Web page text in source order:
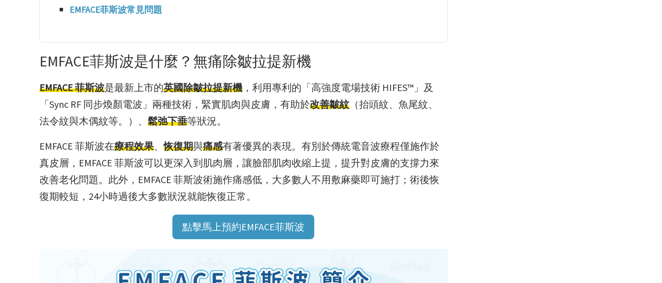
EMFACE菲斯波常見問題
EMFACE菲斯波是什麼？無痛除皺拉提新機
EMFACE 菲斯波是最新上市的英國除皺拉提新機 ，利用專利的「高強度電場技術 HIFES™」及
「Sync RF 同步煥顏電波」兩種技術，緊實肌肉與皮膚，有助於改善皺紋 （抬頭紋、魚尾紋、
法令紋與木偶紋等。）、 鬆弛下垂等狀況。
EMFACE 菲斯波在療程效果、恢復期與痛感有著優異的表現。有別於傳統電音波療程僅施作於
真皮層，EMFACE 菲斯波可以更深入到肌肉層，讓臉部肌肉收縮上提，提升對皮膚的支撐力來
改善老化問題。此外，EMFACE 菲斯波術施作痛感低，大多數人不用敷麻藥即可施打；術後恢
復期較短，24小時過後大多數狀況就能恢復正常。
點擊馬上預約EMFACE菲斯波